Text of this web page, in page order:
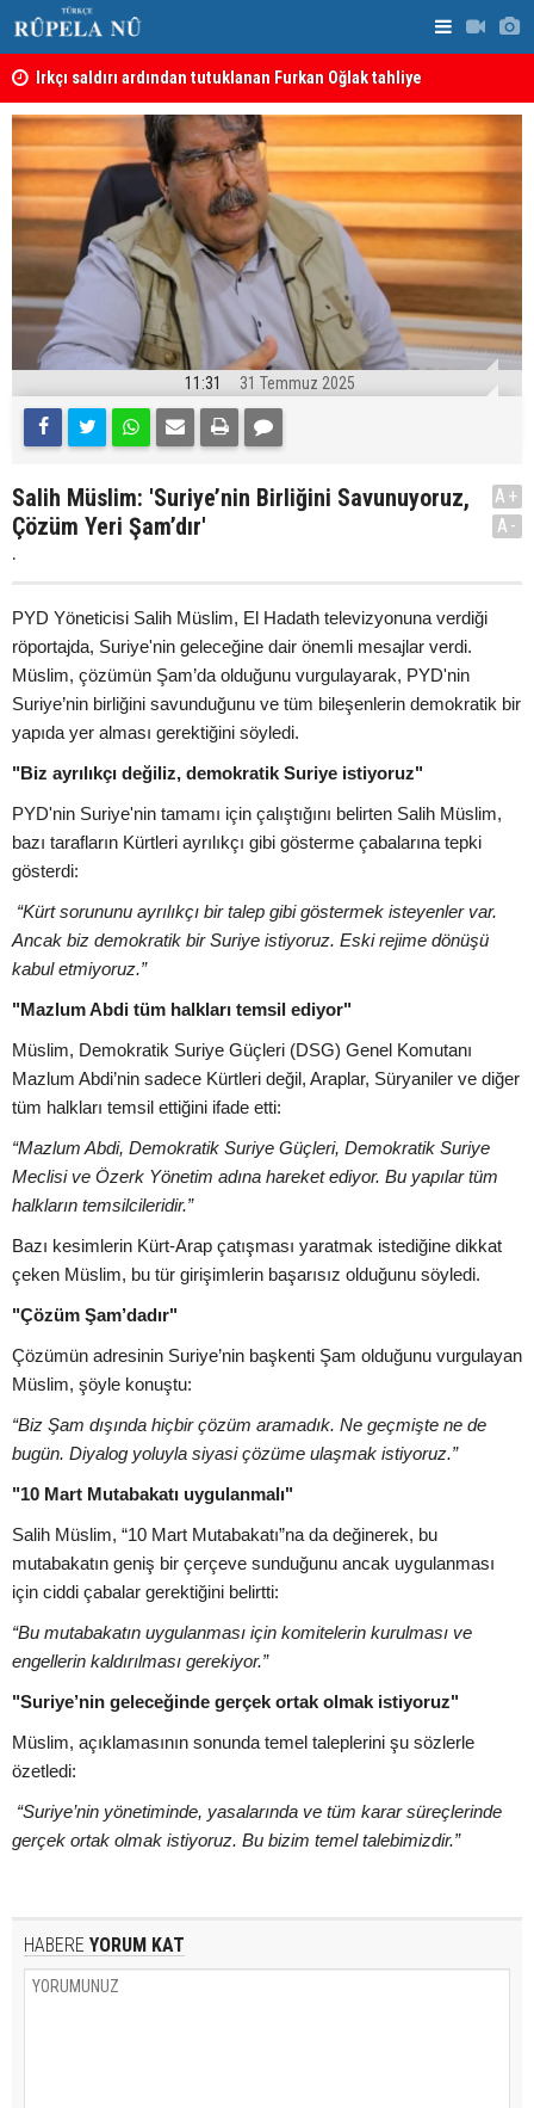
Irkçı saldırı ardından tutuklanan Furkan Oğlak tahliye
edildi
11:31 31 Temmuz 2025
Salih Müslim: 'Suriye’nin Birliğini Savunuyoruz,
Çözüm Yeri Şam’dır'
.
A+
A-
PYD Yöneticisi Salih Müslim, El Hadath televizyonuna verdiği
röportajda, Suriye'nin geleceğine dair önemli mesajlar verdi.
Müslim, çözümün Şam’da olduğunu vurgulayarak, PYD'nin
Suriye’nin birliğini savunduğunu ve tüm bileşenlerin demokratik bir
yapıda yer alması gerektiğini söyledi.
"Biz ayrılıkçı değiliz, demokratik Suriye istiyoruz"
PYD'nin Suriye'nin tamamı için çalıştığını belirten Salih Müslim,
bazı tarafların Kürtleri ayrılıkçı gibi gösterme çabalarına tepki
gösterdi:
“Kürt sorununu ayrılıkçı bir talep gibi göstermek isteyenler var.
Ancak biz demokratik bir Suriye istiyoruz. Eski rejime dönüşü
kabul etmiyoruz.”
"Mazlum Abdi tüm halkları temsil ediyor"
Müslim, Demokratik Suriye Güçleri (DSG) Genel Komutanı
Mazlum Abdi’nin sadece Kürtleri değil, Araplar, Süryaniler ve diğer
tüm halkları temsil ettiğini ifade etti:
“Mazlum Abdi, Demokratik Suriye Güçleri, Demokratik Suriye
Meclisi ve Özerk Yönetim adına hareket ediyor. Bu yapılar tüm
halkların temsilcileridir.”
Bazı kesimlerin Kürt-Arap çatışması yaratmak istediğine dikkat
çeken Müslim, bu tür girişimlerin başarısız olduğunu söyledi.
"Çözüm Şam’dadır"
Çözümün adresinin Suriye’nin başkenti Şam olduğunu vurgulayan
Müslim, şöyle konuştu:
“Biz Şam dışında hiçbir çözüm aramadık. Ne geçmişte ne de
bugün. Diyalog yoluyla siyasi çözüme ulaşmak istiyoruz.”
"10 Mart Mutabakatı uygulanmalı"
Salih Müslim, “10 Mart Mutabakatı”na da değinerek, bu
mutabakatın geniş bir çerçeve sunduğunu ancak uygulanması
için ciddi çabalar gerektiğini belirtti:
“Bu mutabakatın uygulanması için komitelerin kurulması ve
engellerin kaldırılması gerekiyor.”
"Suriye’nin geleceğinde gerçek ortak olmak istiyoruz"
Müslim, açıklamasının sonunda temel taleplerini şu sözlerle
özetledi:
“Suriye’nin yönetiminde, yasalarında ve tüm karar süreçlerinde
gerçek ortak olmak istiyoruz. Bu bizim temel talebimizdir.”
HABERE YORUM KAT